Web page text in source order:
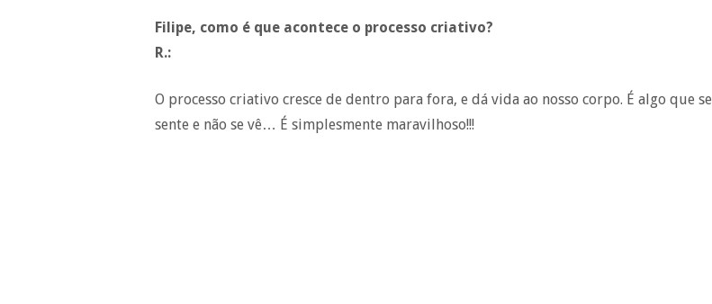
Filipe, como é que acontece o processo criativo?
R.:
O processo criativo cresce de dentro para fora, e dá vida ao nosso corpo. É algo que se
sente e não se vê… É simplesmente maravilhoso!!!